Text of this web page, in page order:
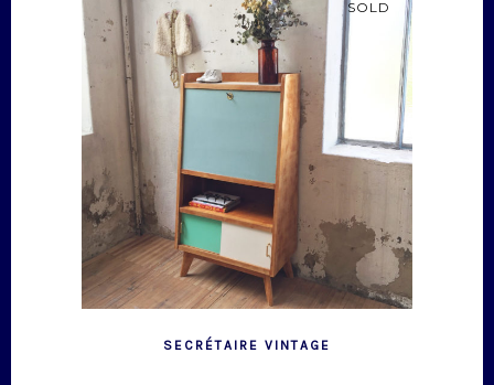
SOLD
SECRÉTAIRE VINTAGE